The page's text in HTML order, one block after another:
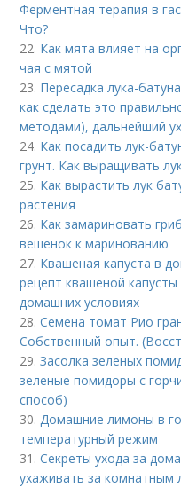
Ферментная терапия в
Что?
22. Как мята влияет на
чая с мятой
23. Пересадка лука-
как сделать это
методами), дальнейший
24. Как посадить лук-
грунт. Как выращивать
25. Как вырастить лук
растения
26. Как замариновать
вешенок к маринованию
27. Квашеная капуста в
рецепт квашеной капусты
домашних условиях
28.Семена томат Рио
Собственный опыт.
29.Засолка зеленых
зеленые помидоры с
способ)
30.Домашние лимоны в
температурный режим
31.Секреты ухода за
ухаживать за комнатным